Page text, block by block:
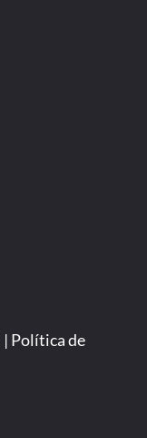
| Política de